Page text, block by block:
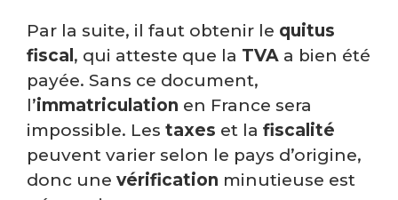
Par la suite, il faut obtenir le quitus
fiscal , qui atteste que la TVA a bien été
payée. Sans ce document,
l’immatriculation en France sera
impossible. Les taxes et la fiscalité
peuvent varier selon le pays d’origine,
donc une vérification minutieuse est